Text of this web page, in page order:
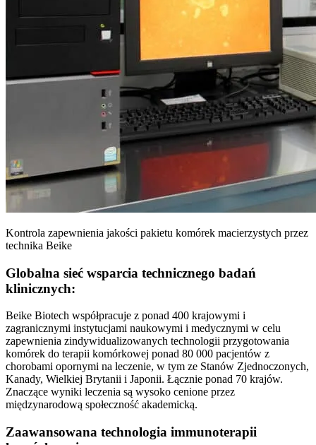
Kontrola zapewnienia jakości pakietu komórek macierzystych przez
technika Beike
Globalna sieć wsparcia technicznego badań
klinicznych:
Beike Biotech współpracuje z ponad 400 krajowymi i
zagranicznymi instytucjami naukowymi i medycznymi w celu
zapewnienia zindywidualizowanych technologii przygotowania
komórek do terapii komórkowej ponad 80 000 pacjentów z
chorobami opornymi na leczenie, w tym ze Stanów Zjednoczonych,
Kanady, Wielkiej Brytanii i Japonii. Łącznie ponad 70 krajów.
Znaczące wyniki leczenia są wysoko cenione przez
międzynarodową społeczność akademicką.
Zaawansowana technologia immunoterapii